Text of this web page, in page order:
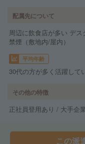
配属先について
周辺に飲食店が多い デス
禁煙（敷地内/屋内）
平均年齢
30代の方が多く活躍して
その他の特徴
正社員登用あり / 大手企
この派